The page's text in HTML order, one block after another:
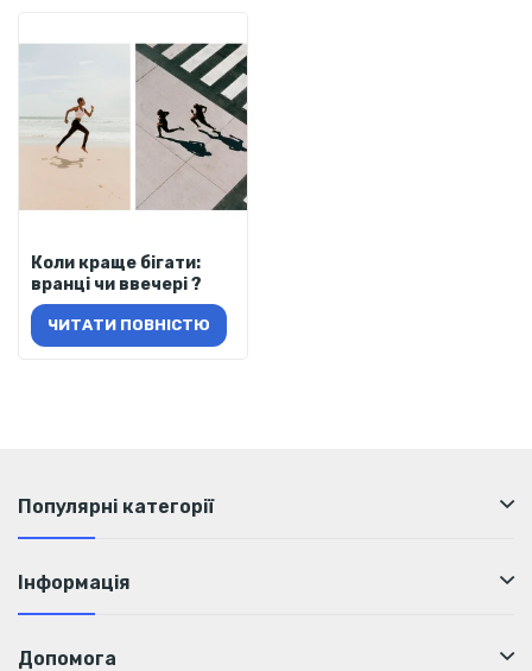
Коли краще бігати:
вранці чи ввечері ?
ЧИТАТИ ПОВНІСТЮ
Популярні категорії
Інформація
Допомога